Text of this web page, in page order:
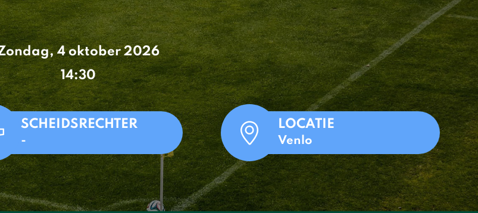
4 oktober 2026
14:30
SCHEIDSRECHTER
-
LOCATIE
Venlo